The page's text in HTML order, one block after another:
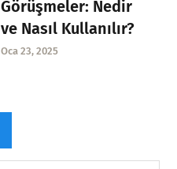
Görüşmeler: Nedir
ve Nasıl Kullanılır?
Oca 23, 2025